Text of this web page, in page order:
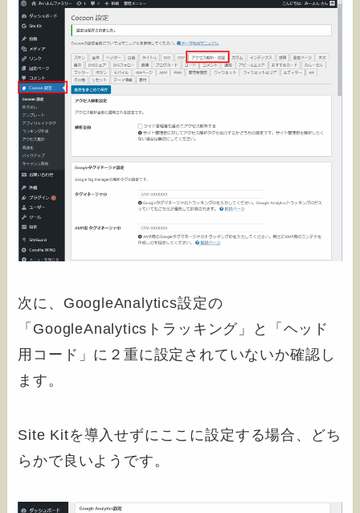
次に、GoogleAnalytics設定の
「GoogleAnalyticsトラッキング」と「ヘッド
用コード」に２重に設定されていないか確認し
ます。
Site Kitを導入せずにここに設定する場合、どち
らかで良いようです。